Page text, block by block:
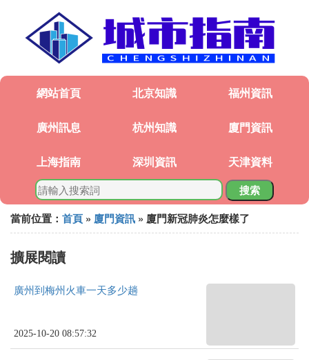
網站首頁 北京知識 福州資訊
廣州訊息 杭州知識 廈門資訊
上海指南 深圳資訊 天津資料
搜索
當前位置： 首頁 » 廈門資訊 » 廈門新冠肺炎怎麼樣了
擴展閱讀
廣州到梅州火車一天多少趟
2025-10-20 08:57:32